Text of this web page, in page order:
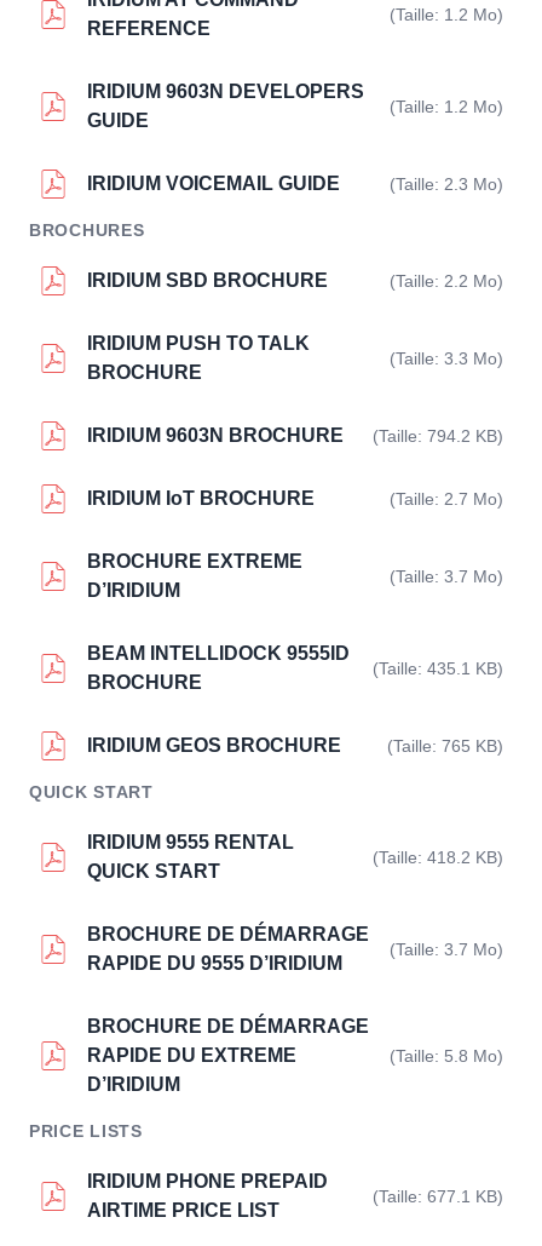
REFERENCE
(Taille: 1.2 Mo)
IRIDIUM 9603N DEVELOPERS
GUIDE
(Taille: 1.2 Mo)
IRIDIUM VOICEMAIL GUIDE (Taille: 2.3 Mo)
BROCHURES
IRIDIUM SBD BROCHURE (Taille: 2.2 Mo)
IRIDIUM PUSH TO TALK
BROCHURE
(Taille: 3.3 Mo)
IRIDIUM 9603N BROCHURE (Taille: 794.2 KB)
IRIDIUM IoT BROCHURE (Taille: 2.7 Mo)
BROCHURE EXTREME
D’IRIDIUM
(Taille: 3.7 Mo)
BEAM INTELLIDOCK 9555ID
BROCHURE
(Taille: 435.1 KB)
IRIDIUM GEOS BROCHURE (Taille: 765 KB)
QUICK START
IRIDIUM 9555 RENTAL
QUICK START
(Taille: 418.2 KB)
BROCHURE DE DÉMARRAGE
RAPIDE DU 9555 D’IRIDIUM
(Taille: 3.7 Mo)
BROCHURE DE DÉMARRAGE
RAPIDE DU EXTREME
D’IRIDIUM
(Taille: 5.8 Mo)
PRICE LISTS
IRIDIUM PHONE PREPAID
AIRTIME PRICE LIST
(Taille: 677.1 KB)